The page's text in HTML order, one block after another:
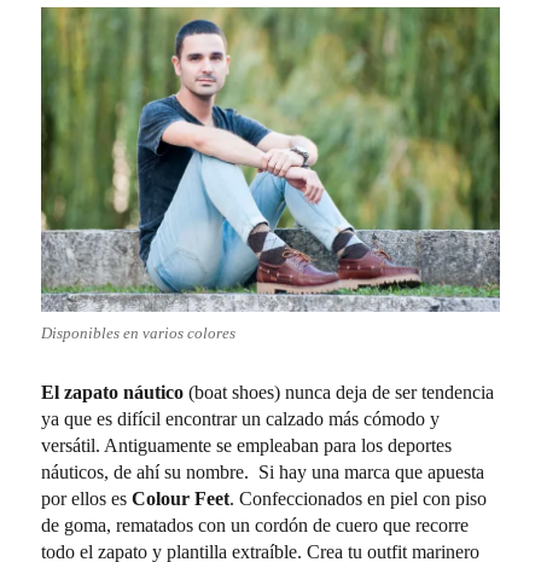
Disponibles en varios colores
El zapato náutico (boat shoes) nunca deja de ser tendencia
ya que es difícil encontrar un calzado más cómodo y
versátil. Antiguamente se empleaban para los deportes
náuticos, de ahí su nombre. Si hay una marca que apuesta
por ellos esColour Feet. Confeccionados en piel con piso
de goma, rematados con un cordón de cuero que recorre
todo el zapato y plantilla extraíble. Crea tu outfit marinero